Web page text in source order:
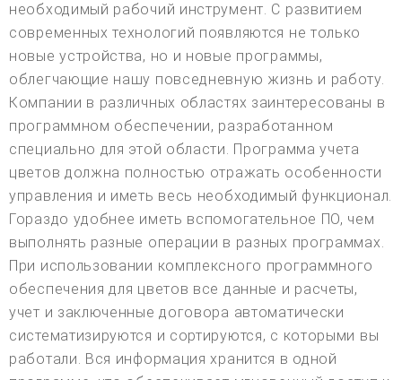
необходимый рабочий инструмент. С развитием
современных технологий появляются не только
новые устройства, но и новые программы,
облегчающие нашу повседневную жизнь и работу.
Компании в различных областях заинтересованы в
программном обеспечении, разработанном
специально для этой области. Программа учета
цветов должна полностью отражать особенности
управления и иметь весь необходимый функционал.
Гораздо удобнее иметь вспомогательное ПО, чем
выполнять разные операции в разных программах.
При использовании комплексного программного
обеспечения для цветов все данные и расчеты,
учет и заключенные договора автоматически
систематизируются и сортируются, с которыми вы
работали. Вся информация хранится в одной